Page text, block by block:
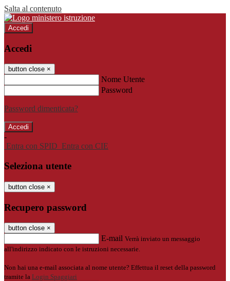
Salta al contenuto
Accedi
Accedi
button close ×
Nome Utente
Password
Password dimenticata?
-
Entra con SPID Entra con CIE
Seleziona utente
button close ×
Recupero password
button close ×
E-mail Verrà inviato un messaggio
all'indirizzo indicato con le istruzioni necessarie.
Non hai una e-mail associata al nome utente? Effettua il reset della password
tramite la Login Spaggiari